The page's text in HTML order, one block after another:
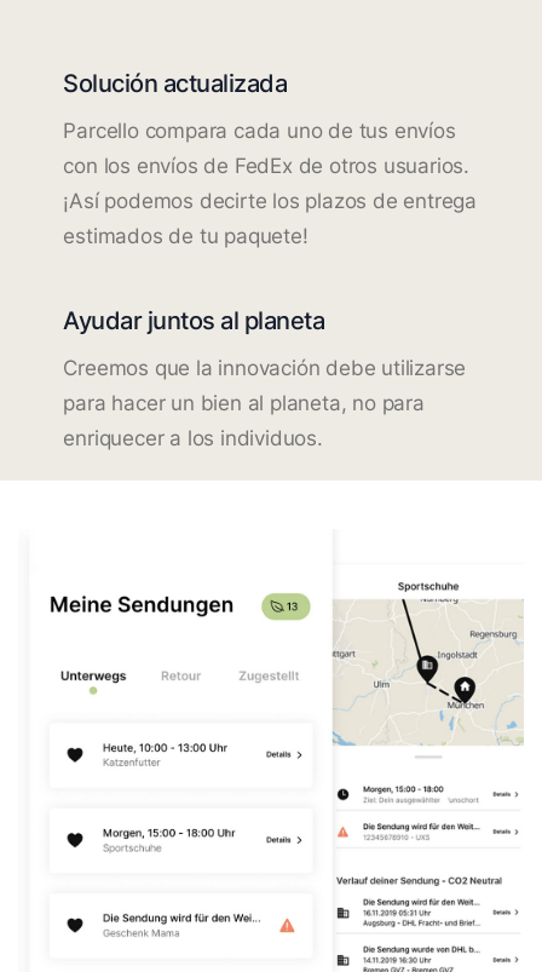
Solución actualizada
Parcello compara cada uno de tus envíos
con los envíos de FedEx de otros usuarios.
¡Así podemos decirte los plazos de entrega
estimados de tu paquete!
Ayudar juntos al planeta
Creemos que la innovación debe utilizarse
para hacer un bien al planeta, no para
enriquecer a los individuos.